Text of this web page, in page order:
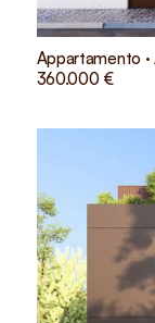
Appartamento
360.000 €